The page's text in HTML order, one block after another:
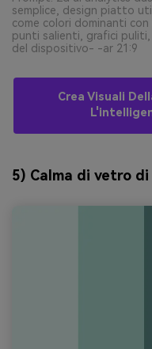
semplice, design piatto
come colori dominanti
punti salienti, grafici
del dispositivo- -ar 21:9
Crea Visuali
5) Calma di vetro di